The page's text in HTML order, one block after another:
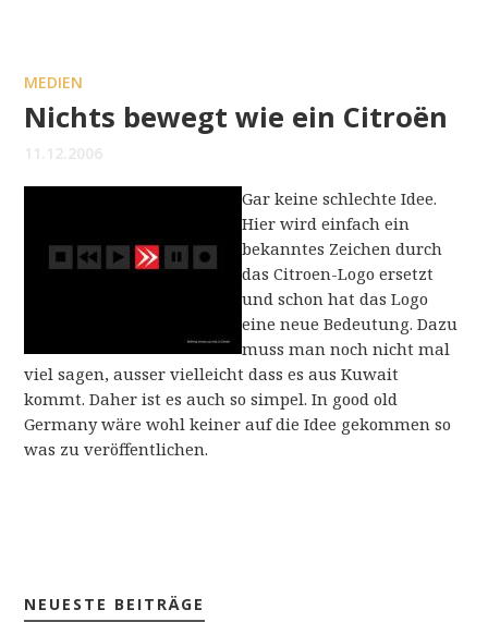
MEDIEN
Nichts bewegt wie ein Citroën
11.12.2006
Gar keine schlechte Idee.
Hier wird einfach ein
bekanntes Zeichen durch
das Citroen-Logo ersetzt
und schon hat das Logo
eine neue Bedeutung. Dazu
muss man noch nicht mal
viel sagen, ausser vielleicht dass es aus Kuwait
kommt. Daher ist es auch so simpel. In good old
Germany wäre wohl keiner auf die Idee gekommen so
was zu veröffentlichen.
NEUESTE BEITRÄGE